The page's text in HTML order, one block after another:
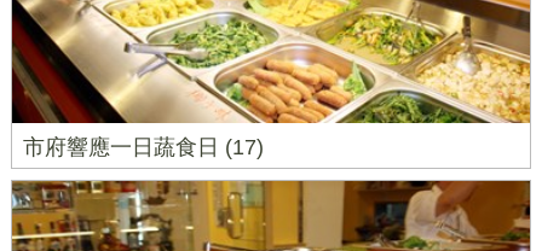
市府響應一日蔬食日 (17)